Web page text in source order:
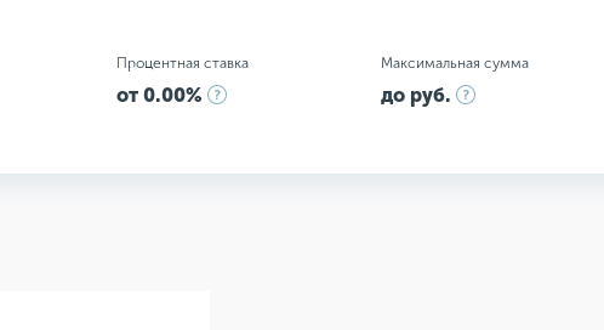
Процентная ставка
от 0.00%
Максимальная сумма
до руб.